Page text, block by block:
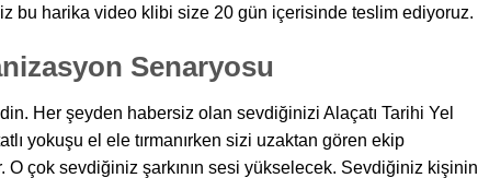
bu harika video klibi size 20 gün içerisinde teslim ediyoruz.
Senaryosu
Her şeyden habersiz olan sevdiğinizi Alaçatı Tarihi Yel
yokuşu el ele tırmanırken sizi uzaktan gören ekip
O çok sevdiğiniz şarkının sesi yükselecek. Sevdiğiniz kişinin